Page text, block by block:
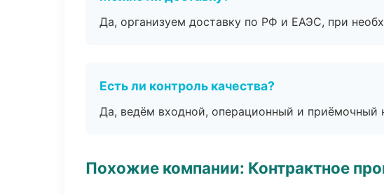
Да, организуем доставку по РФ и ЕАЭС, при
Есть ли контроль качества?
Да, ведём входной, операционный и приёмочный
Похожие компании: Контрактное